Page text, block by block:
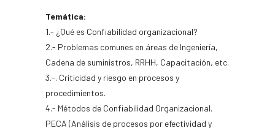
Temática:
1.- ¿Qué es Confiabilidad organizacional?
2.- Problemas comunes en áreas de Ingeniería,
Cadena de suministros, RRHH, Capacitación, etc.
3.-. Criticidad y riesgo en procesos y
procedimientos.
4.- Métodos de Confiabilidad Organizacional.
PECA (Análisis de procesos por efectividad y